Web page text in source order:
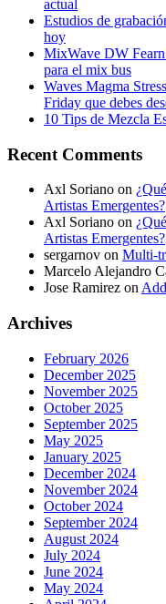
actual
Estudios de
hoy
MixWave DW
para el mix bus
Waves Magma
Friday que debes
10 Tips de Mezcla
Recent Comments
Axl Soriano on
Artistas Emergentes?
Axl Soriano on
Artistas Emergentes?
sergarnov on Multi-
Marcelo Alejandro
Jose Ramirez on
Archives
February 2026
December 2025
November 2025
October 2025
September 2025
May 2025
January 2025
December 2024
November 2024
October 2024
September 2024
August 2024
July 2024
June 2024
May 2024